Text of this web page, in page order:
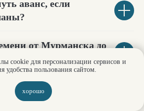
аванс, если
от Мурманска до
кресла?
cookie для персонализации сервисов и
удобства пользования сайтом.
хорошо